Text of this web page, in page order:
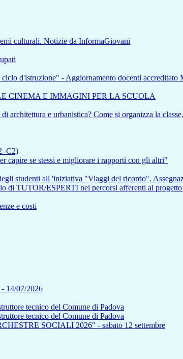
culturali. Notizie da InformaGiovani
d'istruzione" - Aggiornamento docenti accreditato
CINEMA E IMMAGINI PER LA SCUOLA
architettura e urbanistica? Come si organizza la
capire se stessi e migliorare i rapporti con gli altri"
studenti all 'iniziativa "Viaggi del ricordo".
ESPERTI nei percorsi afferenti al progetto
e costi
14/07/2026
tecnico del Comune di Padova
tecnico del Comune di Padova
SOCIALI 2026" - sabato 12 settembre